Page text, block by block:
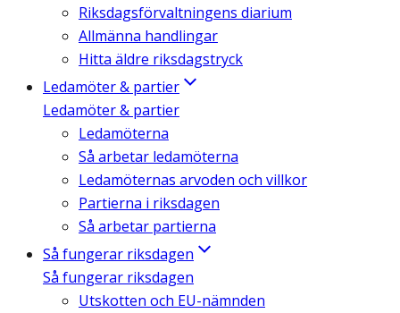
Riksdagsförvaltningens diarium
Allmänna handlingar
Hitta äldre riksdagstryck
Ledamöter & partier
Ledamöter & partier
Ledamöterna
Så arbetar ledamöterna
Ledamöternas arvoden och villkor
Partierna i riksdagen
Så arbetar partierna
Så fungerar riksdagen
Så fungerar riksdagen
Utskotten och EU-nämnden